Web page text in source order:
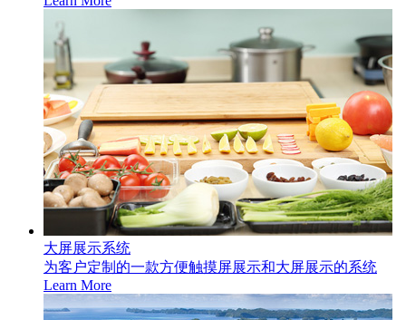
大屏展示系统
为客户定制的一款方便触摸屏展示和大屏展示的系统
Learn More